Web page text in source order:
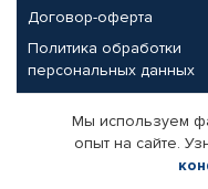
Договор-оферта
Политика обработки
персональных данных
Партнерам
Корпоративным
Мы используем
опыт на сайте.